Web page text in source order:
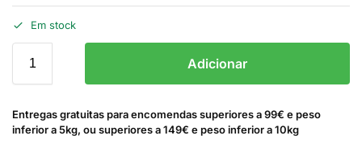
Em stock
Adicionar
Entregas gratuitas para encomendas superiores a 99€ e peso
inferior a 5kg, ou superiores a 149€ e peso inferior a 10kg